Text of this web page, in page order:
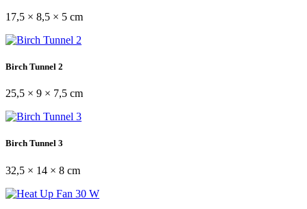
17,5 × 8,5 × 5 cm
Birch Tunnel 2
25,5 × 9 × 7,5 cm
Birch Tunnel 3
32,5 × 14 × 8 cm